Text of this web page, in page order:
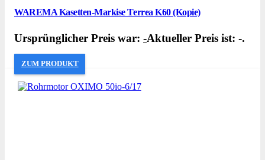
WAREMA Kasetten-Markise Terrea K60 (Kopie)
Ursprünglicher Preis war: -Aktueller Preis ist: -.
ZUM PRODUKT